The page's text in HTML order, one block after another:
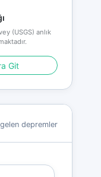
(USGS) anlık
Git
depremler